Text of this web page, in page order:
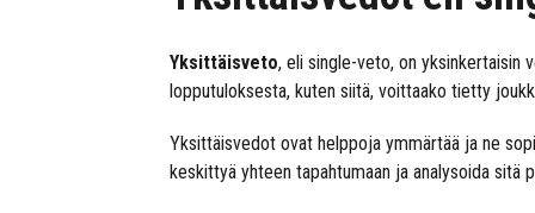
Yksittäisveto, eli single-veto, on yksinkertaisin
lopputuloksesta, kuten siitä, voittaako tietty
Yksittäisvedot ovat helppoja ymmärtää ja ne
keskittyä yhteen tapahtumaan ja analysoida sitä